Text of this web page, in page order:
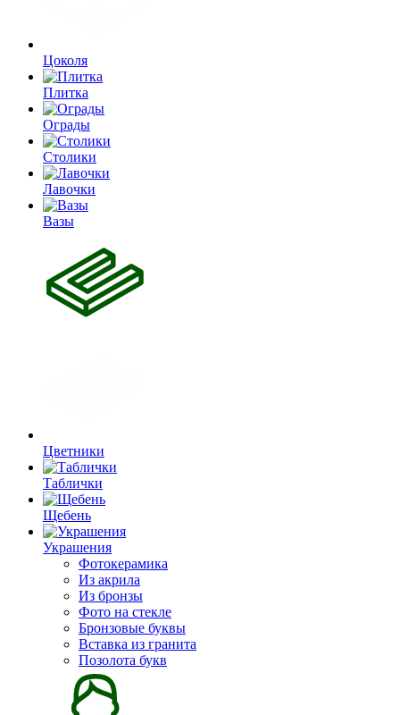
Цоколя
Плитка
Ограды
Столики
Лавочки
Вазы
Цветники
Таблички
Щебень
Украшения
Фотокерамика
Из акрила
Из бронзы
Фото на стекле
Бронзовые буквы
Вставка из гранита
Позолота букв